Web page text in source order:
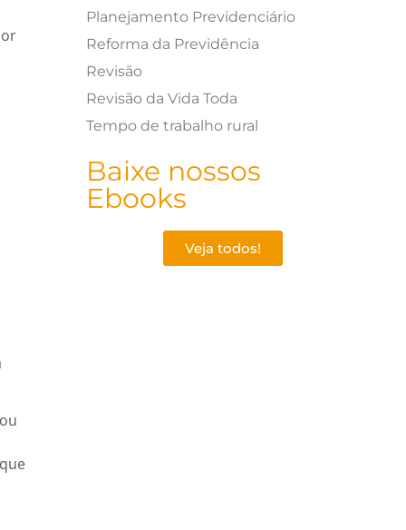
Planejamento Previdenciário
Reforma da Previdência
Revisão
Revisão da Vida Toda
Tempo de trabalho rural
Baixe nossos
Ebooks
Veja todos!